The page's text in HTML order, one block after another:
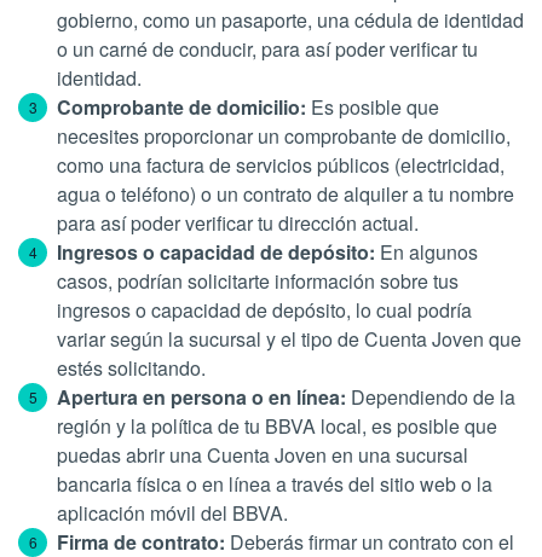
gobierno, como un pasaporte, una cédula de identidad
o un carné de conducir, para así poder verificar tu
identidad.
Comprobante de domicilio: Es posible que
necesites proporcionar un comprobante de domicilio,
como una factura de servicios públicos (electricidad,
agua o teléfono) o un contrato de alquiler a tu nombre
para así poder verificar tu dirección actual.
Ingresos o capacidad de depósito: En algunos
casos, podrían solicitarte información sobre tus
ingresos o capacidad de depósito, lo cual podría
variar según la sucursal y el tipo de Cuenta Joven que
estés solicitando.
Apertura en persona o en línea: Dependiendo de la
región y la política de tu BBVA local, es posible que
puedas abrir una Cuenta Joven en una sucursal
bancaria física o en línea a través del sitio web o la
aplicación móvil del BBVA.
Firma de contrato: Deberás firmar un contrato con el